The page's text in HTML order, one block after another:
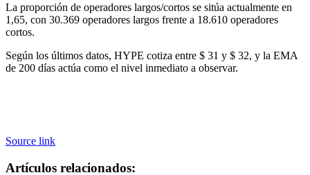
La proporción de operadores largos/cortos se sitúa actualmente en
1,65, con 30.369 operadores largos frente a 18.610 operadores
cortos.
Según los últimos datos, HYPE cotiza entre $ 31 y $ 32, y la EMA
de 200 días actúa como el nivel inmediato a observar.
Source link
Artículos relacionados: